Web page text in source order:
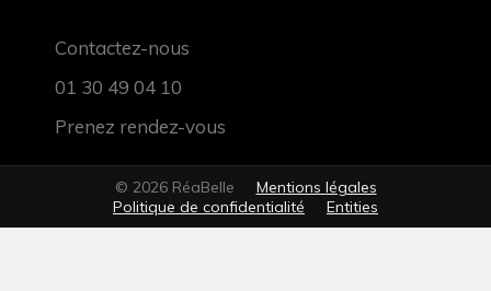
Contactez-nous
01 30 49 04 10
Prenez rendez-vous
© 2026 RéaBelle
Mentions légales
Politique de confidentialité
Entities